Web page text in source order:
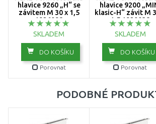
1400
2300
hlavice 9260 „H“ se
závitem M 30 x 1,5
1926098
SKLADEM
DO KOŠÍKU
Porovnat
hlavice 9200
klasic-H“ závit M
1,5 1920038
SKLADEM
DO KOŠÍKU
Porovnat
PODOBNÉ